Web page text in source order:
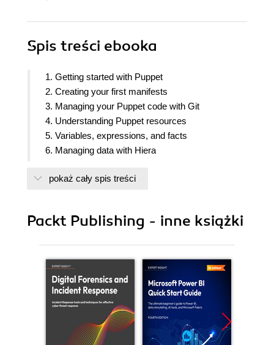
Spis treści ebooka
1. Getting started with Puppet
2. Creating your first manifests
3. Managing your Puppet code with Git
4. Understanding Puppet resources
5. Variables, expressions, and facts
6. Managing data with Hiera
8. Classes, roles, and profiles
11. Orchestrating cloud resources
pokaż cały spis treści
Packt Publishing - inne książki